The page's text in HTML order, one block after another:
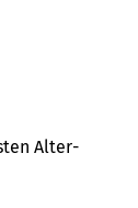
Alter­